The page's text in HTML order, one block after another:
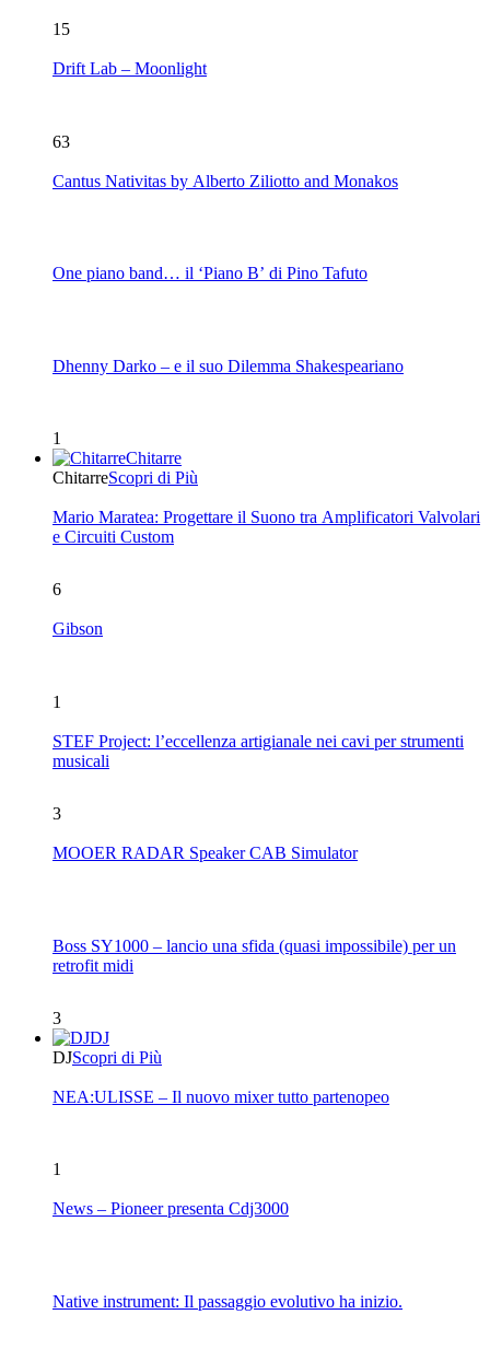
15
Drift Lab – Moonlight
63
Cantus Nativitas by Alberto Ziliotto and Monakos
One piano band… il ‘Piano B’ di Pino Tafuto
Dhenny Darko – e il suo Dilemma Shakespeariano
1
Chitarre
ChitarreScopri di Più
Mario Maratea: Progettare il Suono tra Amplificatori Valvolari
e Circuiti Custom
6
Gibson
1
STEF Project: l’eccellenza artigianale nei cavi per strumenti
musicali
3
MOOER RADAR Speaker CAB Simulator
Boss SY1000 – lancio una sfida (quasi impossibile) per un
retrofit midi
3
DJ
DJScopri di Più
NEA:ULISSE – Il nuovo mixer tutto partenopeo
1
News – Pioneer presenta Cdj3000
Native instrument: Il passaggio evolutivo ha inizio.